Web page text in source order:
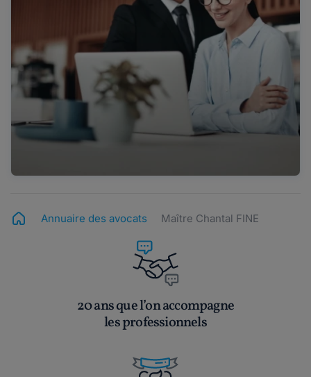
Annuaire des avocats Maître Chantal FINE
20 ans que l’on accompagne
les professionnels